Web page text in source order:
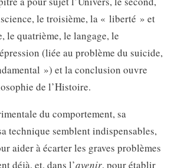
le troisième, la « liberté » et
le quatrième, le langage, le
(liée au problème du suicide,
») et la conclusion ouvre
de l’Histoire.
du comportement, sa
technique semblent indispensables,
aider à écarter les graves problèmes
déjà, et, dans l’avenir, pour établir